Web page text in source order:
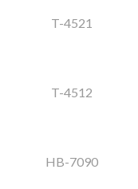
T-4521
T-4512
HB-7090